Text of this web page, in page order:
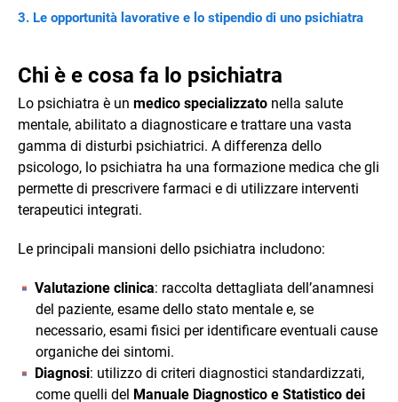
Le opportunità lavorative e lo stipendio di uno psichiatra
Chi è e cosa fa lo psichiatra
Lo psichiatra è un medico specializzato nella salute
mentale, abilitato a diagnosticare e trattare una vasta
gamma di disturbi psichiatrici. A differenza dello
psicologo, lo psichiatra ha una formazione medica che gli
permette di prescrivere farmaci e di utilizzare interventi
terapeutici integrati.
Le principali mansioni dello psichiatra includono:
Valutazione clinica: raccolta dettagliata dell’anamnesi
del paziente, esame dello stato mentale e, se
necessario, esami fisici per identificare eventuali cause
organiche dei sintomi.
Diagnosi: utilizzo di criteri diagnostici standardizzati,
come quelli del Manuale Diagnostico e Statistico dei